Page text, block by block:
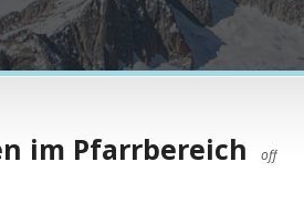
off
im Pfarrbereich